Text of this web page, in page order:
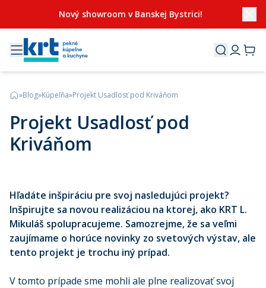
Nový showroom v Banskej Bystrici!
»Blog»Kúpeľňa»Projekt Usadlosť pod Kriváňom
Projekt Usadlosť pod
Kriváňom
Hľadáte inšpiráciu pre svoj nasledujúci projekt?
Inšpirujte sa novou realizáciou na ktorej, ako KRT L.
Mikuláš spolupracujeme. Samozrejme, že sa veľmi
zaujímame o horúce novinky zo svetových výstav, ale
tento projekt je trochu iný prípad.
V tomto prípade sme mohli ale plne realizovať svoj